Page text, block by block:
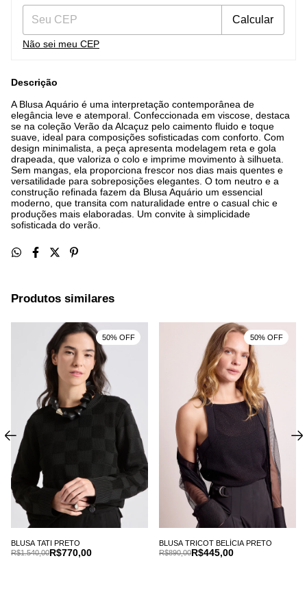
Calcular
Não sei meu CEP
Descrição
A Blusa Aquário é uma interpretação contemporânea de
elegância leve e atemporal. Confeccionada em viscose, destaca
se na coleção Verão da Alcaçuz pelo caimento fluido e toque
suave, ideal para composições sofisticadas com conforto. Com
design minimalista, a peça apresenta modelagem reta e gola
drapeada, que valoriza o colo e imprime movimento à silhueta.
Sem mangas, ela proporciona frescor nos dias mais quentes e
versatilidade para sobreposições elegantes. O tom neutro e a
construção refinada fazem da Blusa Aquário um essencial
moderno, que transita com naturalidade entre o casual chic e
produções mais elaboradas. Um convite à simplicidade
sofisticada do verão.
Produtos similares
BLUSA TATI PRETO
R$770,00
R$1.540,00
50% OFF
BLUSA TRICOT BELÍCIA PRETO
R$445,00
R$890,00
50% OFF